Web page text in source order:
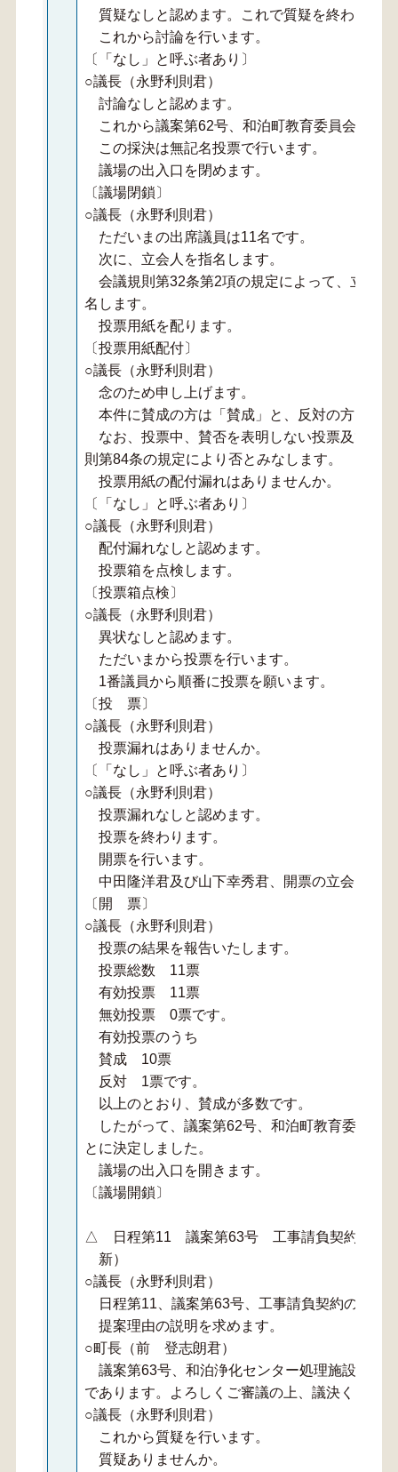
質疑なしと認めます。これで質疑を終わりま
これから討論を行います。
〔「なし」と呼ぶ者あり〕
○議長（永野利則君）
討論なしと認めます。
これから議案第62号、和泊町教育委員会委員
この採決は無記名投票で行います。
議場の出入口を閉めます。
〔議場閉鎖〕
○議長（永野利則君）
ただいまの出席議員は11名です。
次に、立会人を指名します。
会議規則第32条第2項の規定によって、立会人
名します。
投票用紙を配ります。
〔投票用紙配付〕
○議長（永野利則君）
念のため申し上げます。
本件に賛成の方は「賛成」と、反対の方は「
なお、投票中、賛否を表明しない投票及び賛
則第84条の規定により否とみなします。
投票用紙の配付漏れはありませんか。
〔「なし」と呼ぶ者あり〕
○議長（永野利則君）
配付漏れなしと認めます。
投票箱を点検します。
〔投票箱点検〕
○議長（永野利則君）
異状なしと認めます。
ただいまから投票を行います。
1番議員から順番に投票を願います。
〔投 票〕
○議長（永野利則君）
投票漏れはありませんか。
〔「なし」と呼ぶ者あり〕
○議長（永野利則君）
投票漏れなしと認めます。
投票を終わります。
開票を行います。
中田隆洋君及び山下幸秀君、開票の立会いを
〔開 票〕
○議長（永野利則君）
投票の結果を報告いたします。
投票総数 11票
有効投票 11票
無効投票 0票です。
有効投票のうち
賛成 10票
反対 1票です。
以上のとおり、賛成が多数です。
したがって、議案第62号、和泊町教育委員会
とに決定しました。
議場の出入口を開きます。
〔議場開鎖〕
△ 日程第11 議案第63号 工事請負契約の締結
新）
○議長（永野利則君）
日程第11、議案第63号、工事請負契約の締結
提案理由の説明を求めます。
○町長（前 登志朗君）
議案第63号、和泊浄化センター処理施設の老
であります。よろしくご審議の上、議決くださ
○議長（永野利則君）
これから質疑を行います。
質疑ありませんか。